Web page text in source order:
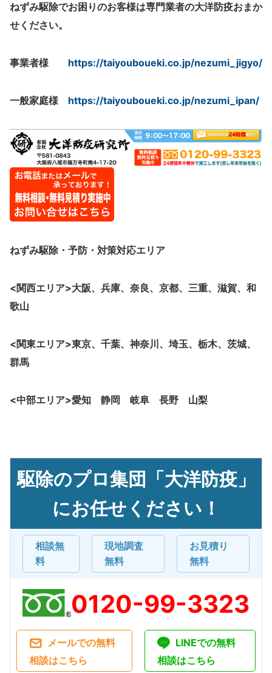
ねずみ駆除でお困りのお客様は専門業者の大洋防疫おまか
せください。
事業者様 https://taiyouboueki.co.jp/nezumi_jigyo/
一般家庭様 https://taiyouboueki.co.jp/nezumi_ipan/
ねずみ駆除・予防・対策対応エリア
<関西エリア>大阪、 兵庫、奈良、京都、三重、滋賀、和
歌山
<関東エリア>東京、千葉、神奈川、埼玉、栃木、茨城、
群馬
<中部エリア>愛知 静岡 岐阜 長野 山梨
駆除のプロ集団「大洋防疫」
にお任せください！
相談無
料
現地調査
無料
お見積り
無料
0120-99-3323
メールでの無料
相談はこちら
LINEでの無料
相談はこちら